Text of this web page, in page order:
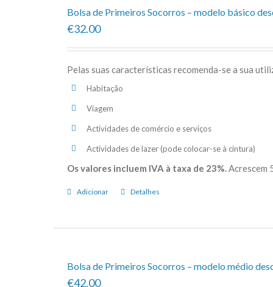
Bolsa de Primeiros Socorros – modelo básico
€32.00
Pelas suas características recomenda-se a sua
Habitação
Viagem
Actividades de comércio e serviços
Actividades de lazer (pode colocar-se à cintura)
Os valores incluem IVA à taxa de 23%. Acrescem
Adicionar Detalhes
Bolsa de Primeiros Socorros – modelo médio
€42.00